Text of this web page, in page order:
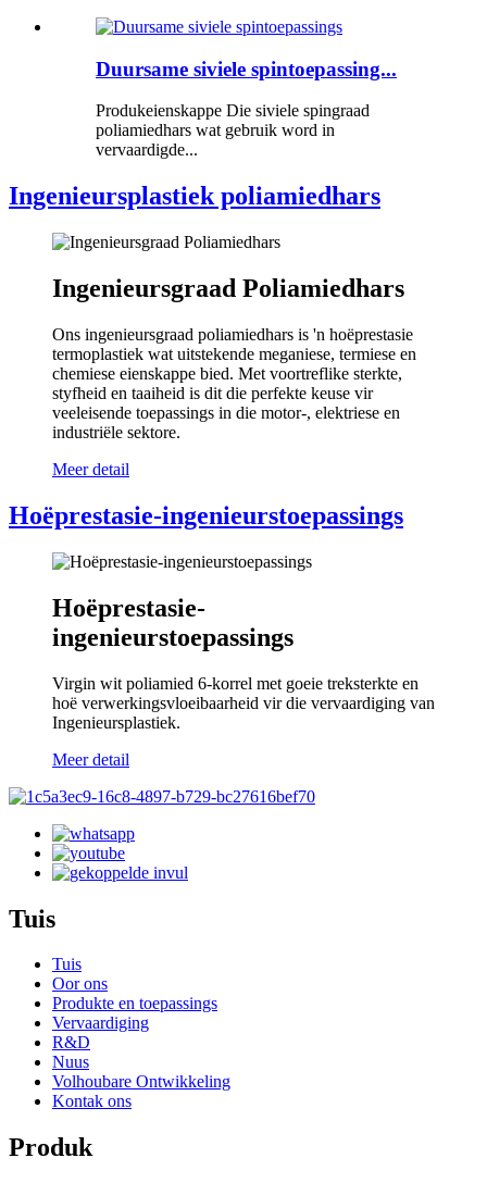
Duursame siviele spintoepassing...
Produkeienskappe Die siviele spingraad
poliamiedhars wat gebruik word in
vervaardigde...
Ingenieursplastiek poliamiedhars
Ingenieursgraad Poliamiedhars
Ons ingenieursgraad poliamiedhars is 'n hoëprestasie
termoplastiek wat uitstekende meganiese, termiese en
chemiese eienskappe bied. Met voortreflike sterkte,
styfheid en taaiheid is dit die perfekte keuse vir
veeleisende toepassings in die motor-, elektriese en
industriële sektore.
Meer detail
Hoëprestasie-ingenieurstoepassings
Hoëprestasie-
ingenieurstoepassings
Virgin wit poliamied 6-korrel met goeie treksterkte en
hoë verwerkingsvloeibaarheid vir die vervaardiging van
Ingenieursplastiek.
Meer detail
Tuis
Tuis
Oor ons
Produkte en toepassings
Vervaardiging
R&D
Nuus
Volhoubare Ontwikkeling
Kontak ons
Produk